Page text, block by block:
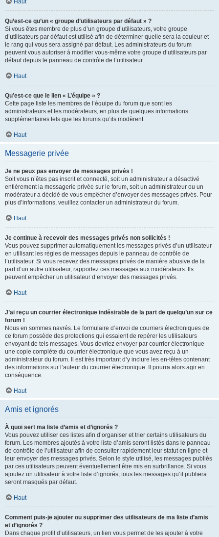
Haut
Qu’est-ce qu’un « groupe d’utilisateurs par défaut » ?
Si vous êtes membre de plus d’un groupe d’utilisateurs, votre groupe
d’utilisateurs par défaut est utilisé afin de déterminer quelle sera la couleur et
le rang qui vous sera assigné par défaut. Les administrateurs du forum
peuvent vous autoriser à modifier vous-même votre groupe d’utilisateurs par
défaut depuis le panneau de contrôle de l’utilisateur.
Haut
Qu’est-ce que le lien « L’équipe » ?
Cette page liste les membres de l’équipe du forum que sont les
administrateurs et les modérateurs, en plus de quelques informations
supplémentaires tels que les forums qu’ils modèrent.
Haut
Messagerie privée
Je ne peux pas envoyer de messages privés !
Soit vous n’êtes pas inscrit et connecté, soit un administrateur a désactivé
entièrement la messagerie privée sur le forum, soit un administrateur ou un
modérateur a décidé de vous empêcher d’envoyer des messages privés. Pour
plus d’informations, veuillez contacter un administrateur du forum.
Haut
Je continue à recevoir des messages privés non sollicités !
Vous pouvez supprimer automatiquement les messages privés d’un utilisateur
en utilisant les règles de messages depuis le panneau de contrôle de
l’utilisateur. Si vous recevez des messages privés de manière abusive de la
part d’un autre utilisateur, rapportez ces messages aux modérateurs. Ils
peuvent empêcher un utilisateur d’envoyer des messages privés.
Haut
J’ai reçu un courrier électronique indésirable de la part de quelqu’un sur ce
forum !
Nous en sommes navrés. Le formulaire d’envoi de courriers électroniques de
ce forum possède des protections qui essaient de repérer les utilisateurs
envoyant de tels messages. Vous devriez envoyer par courrier électronique
une copie complète du courrier électronique que vous avez reçu à un
administrateur du forum. Il est très important d’y inclure les en-têtes contenant
des informations sur l’auteur du courrier électronique. Il pourra alors agir en
conséquence.
Haut
Amis et ignorés
À quoi sert ma liste d’amis et d’ignorés ?
Vous pouvez utiliser ces listes afin d’organiser et trier certains utilisateurs du
forum. Les membres ajoutés à votre liste d’amis seront listés dans le panneau
de contrôle de l’utilisateur afin de consulter rapidement leur statut en ligne et
leur envoyer des messages privés. Selon le style utilisé, les messages publiés
par ces utilisateurs peuvent éventuellement être mis en surbrillance. Si vous
ajoutez un utilisateur à votre liste d’ignorés, tous les messages qu’il publiera
seront masqués par défaut.
Haut
Comment puis-je ajouter ou supprimer des utilisateurs de ma liste d’amis
et d’ignorés ?
Dans chaque profil d’utilisateurs, un lien vous permet de les ajouter à votre